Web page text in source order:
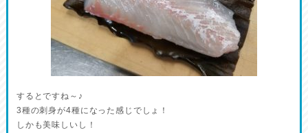
するとですね～♪
3種の刺身が4種になった感じでしょ！
しかも美味しいし！